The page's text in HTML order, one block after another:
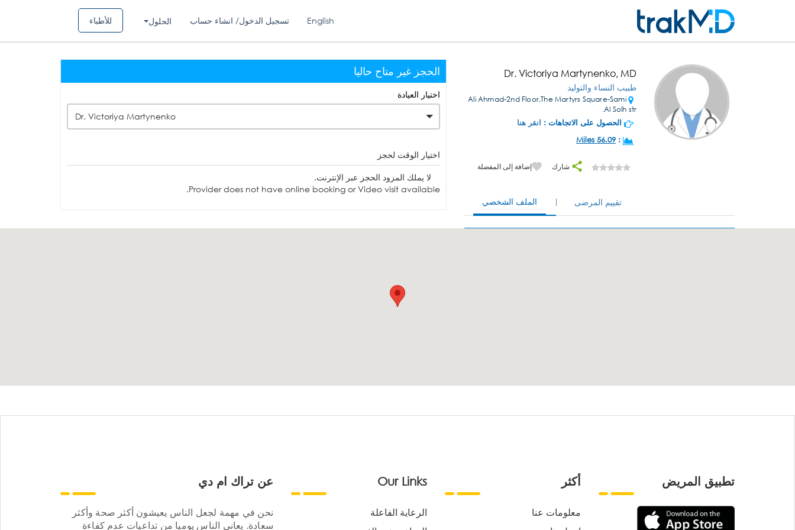
للأطباء الحلول تسجيل الدخول/ انشاء حساب English
Dr. Victoriya Martynenko, MD
طبيب النساء والتوليد
Ali Ahmad-2nd Floor,The Martyrs Square-Sami
Al Solh str.
الحصول على الاتجاهات : انقر هنا
:
56.09 Miles
شارك إضافة إلى المفضلة
الملف الشخصي تقييم المرضى
الحجز غير متاح حاليا
اختيار العيادة
Dr. Victoriya Martynenko
اختيار الوقت لحجز
لا يملك المزود الحجز عبر الإنترنت.
Provider does not have online booking or Video visit available.
عن تراك ام دي
نحن في مهمة لجعل الناس يعيشون أكثر صحة وأكثر
سعادة. يعاني الناس يوميا من تداعيات عدم كفاءة
Our Links
الرعاية الفاعلة
أكثر
معلومات عنا
تطبيق المريض